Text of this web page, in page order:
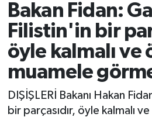
Bakan Fidan:
Filistin'in bir
öyle kalmalı ve
muamele
DIŞİŞLERİ Bakanı Hakan
bir parçasıdır, öyle kalmalı
DÜNYA
SPOR
MAGAZİN
KÜLTÜR SANAT
Süper Lig Puan Durumu
Tüm Manşetler
Son Dakika Haberleri
Haber Arşivi